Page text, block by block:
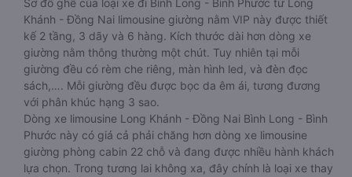
Sơ đồ ghế của loại xe đi Bình Long - Bình Phước từ Long
Khánh - Đồng Nai limousine giường nằm VIP này được thiết
kế 2 tầng, 3 dãy và 6 hàng. Kích thước dài hơn dòng xe
giường nằm thông thường một chút. Tuy nhiên tại mỗi
giường đều có rèm che riêng, màn hình led, và đèn đọc
sách,…. Mỗi giường đều được bọc da êm ái, tương đương
với phân khúc hạng 3 sao.
Dòng xe limousine Long Khánh - Đồng Nai Bình Long - Bình
Phước này có giá cả phải chăng hơn dòng xe limousine
giường phòng cabin 22 chỗ và đang được nhiều hành khách
lựa chọn. Trong tương lai không xa, đây chính là loại xe thay